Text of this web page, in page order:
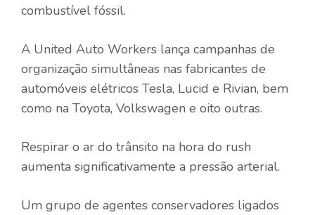
combustível fóssil.
A United Auto Workers lança campanhas de
organização simultâneas nas fabricantes de
automóveis elétricos Tesla, Lucid e Rivian, bem
como na Toyota, Volkswagen e oito outras.
Respirar o ar do trânsito na hora do rush
aumenta significativamente a pressão arterial.
Um grupo de agentes conservadores ligados